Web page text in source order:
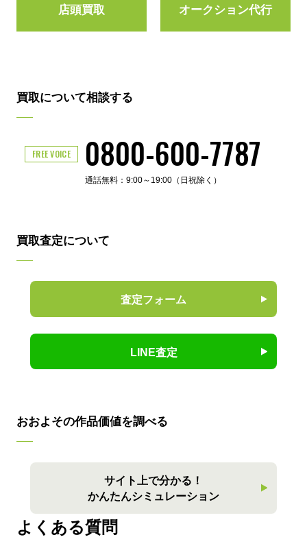
店頭買取 オークション代行
買取について相談する
FREE VOICE 0800-600-7787
通話無料：9:00～19:00（日祝除く）
買取査定について
査定フォーム
LINE査定
おおよその作品価値を調べる
サイト上で分かる！
かんたんシミュレーション
よくある質問